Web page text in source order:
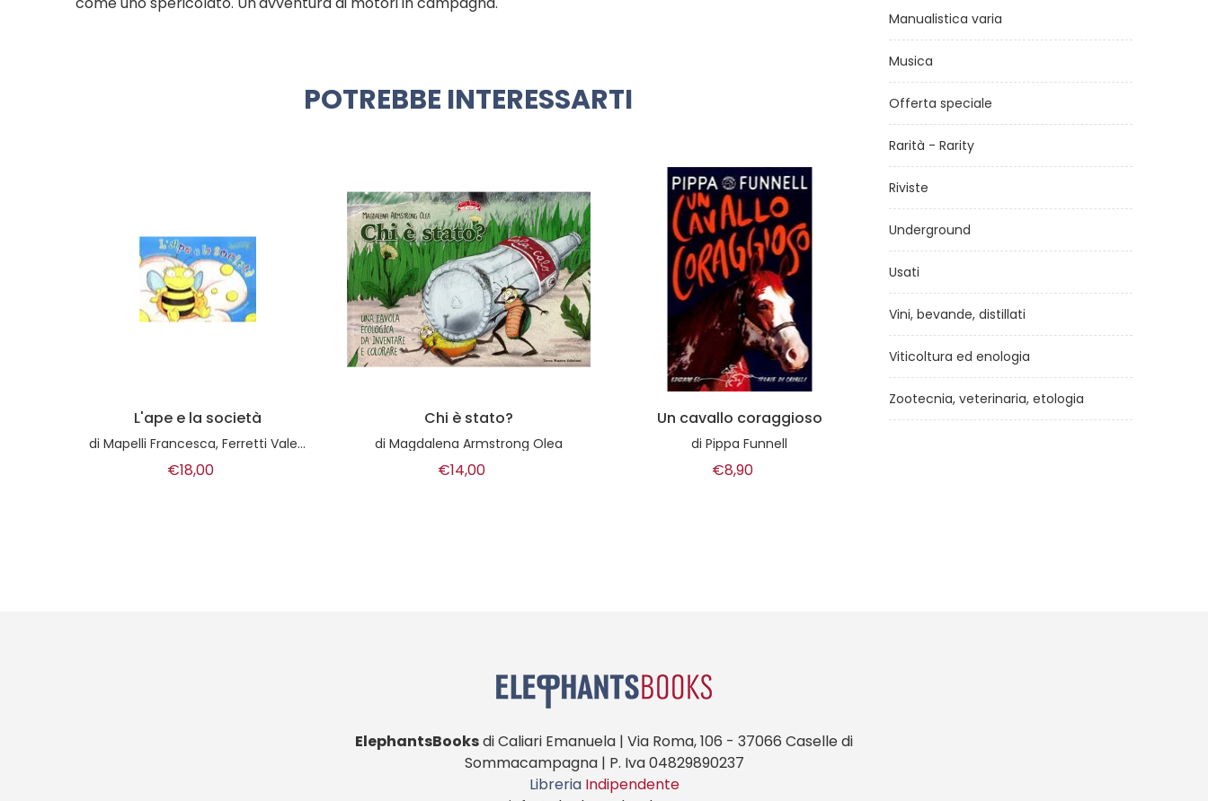
POTREBBE INTERESSARTI
Chi è stato?
diMagdalena Armstrong Olea
€14,00
Un cavallo coraggioso
diPippa Funnell
€8,90
Piccoli Brividi - terrore dagli
abissi n.2
diR.L.Stine
Nel paese di Rorò non
Manualistica varia
Musica
Offerta speciale
Rarità - Rarity
Riviste
Underground
Usati
Vini, bevande, distillati
Viticoltura ed enologia
Zootecnia, veterinaria, etologia
ElephantsBooksdi Caliari Emanuela | Via Roma, 106 - 37066 Caselle di
Sommacampagna | P. Iva 04829890237
Libreria Indipendente